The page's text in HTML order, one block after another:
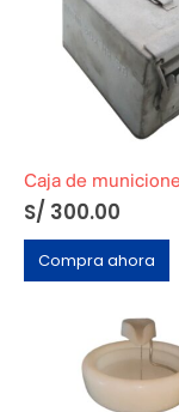
S/ 300.00
Compra ahora